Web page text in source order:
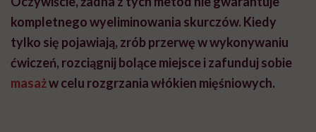
kompletnego wyeliminowania skurczów. Kiedy
tylko się pojawiają, zrób przerwę w wykonywaniu
ćwiczeń, rozciągnij bolące miejsce i zafunduj sobie
masażw celu rozgrzania włókien mięśniowych.